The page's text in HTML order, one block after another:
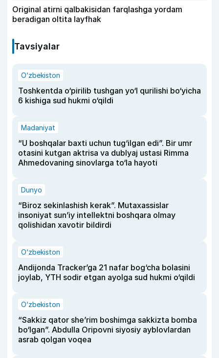
Original atirni qalbakisidan farqlashga yordam
beradigan oltita layfhak
Tavsiyalar
O‘zbekiston
Toshkentda o‘pirilib tushgan yo‘l qurilishi bo‘yicha
6 kishiga sud hukmi o‘qildi
Madaniyat
“U boshqalar baxti uchun tug‘ilgan edi”. Bir umr
otasini kutgan aktrisa va dublyaj ustasi Rimma
Ahmedovaning sinovlarga to‘la hayoti
Dunyo
“Biroz sekinlashish kerak”. Mutaxassislar
insoniyat sun’iy intellektni boshqara olmay
qolishidan xavotir bildirdi
O‘zbekiston
Andijonda Tracker’ga 21 nafar bog‘cha bolasini
joylab, YTH sodir etgan ayolga sud hukmi o‘qildi
O‘zbekiston
“Sakkiz qator she’rim boshimga sakkizta bomba
bo‘lgan”. Abdulla Oripovni siyosiy ayblovlardan
asrab qolgan voqea